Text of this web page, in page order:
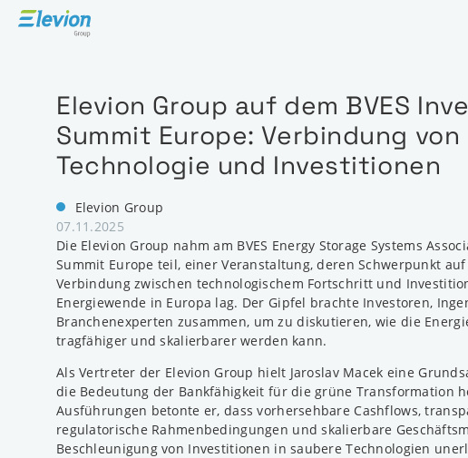
Elevion Group auf dem BVES
Summit Europe: Verbindung von
Technologie und Investitionen
Elevion Group
07.11.2025
Die Elevion Group nahm am BVES Energy Storage Systems
Summit Europe teil, einer Veranstaltung, deren Schwerpunkt
Verbindung zwischen technologischem Fortschritt und
Energiewende in Europa lag. Der Gipfel brachte Investoren,
Branchenexperten zusammen, um zu diskutieren, wie die
tragfähiger und skalierbarer werden kann.
Als Vertreter der Elevion Group hielt Jaroslav Macek eine
die Bedeutung der Bankfähigkeit für die grüne Transformation
Ausführungen betonte er, dass vorhersehbare Cashflows,
regulatorische Rahmenbedingungen und skalierbare
Beschleunigung von Investitionen in saubere Technologien